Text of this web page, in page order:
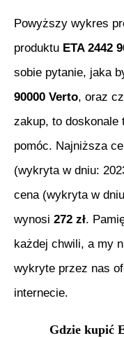
Powyższy wykres
produktu ETA 2442
sobie pytanie, jaka
90000 Verto, oraz
zakup, to doskonale
pomóc. Najniższa
(wykryta w dniu:
cena (wykryta w
wynosi 272 zł.
każdej chwili, a my
wykryte przez nas
internecie.
Gdzie kupić